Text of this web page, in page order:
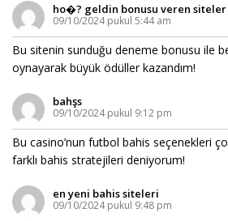
ho�? geldin bonusu veren siteler
09/10/2024 pukul 5:44 am
Bu sitenin sunduğu deneme bonusu ile
oynayarak büyük ödüller kazandım!
bahşs
09/10/2024 pukul 9:12 pm
Bu casino’nun futbol bahis seçenekleri
farklı bahis stratejileri deniyorum!
en yeni bahis siteleri
09/10/2024 pukul 9:48 pm